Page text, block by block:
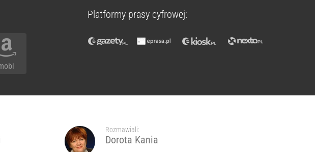
Platformy prasy cyfrowej:
Rozmawiali:
Dorota Kania